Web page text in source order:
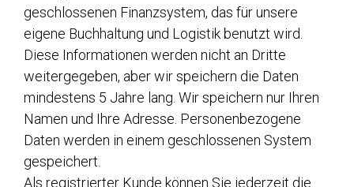
geschlossenen Finanzsystem, das für unsere
eigene Buchhaltung und Logistik benutzt wird.
Diese Informationen werden nicht an Dritte
weitergegeben, aber wir speichern die Daten
mindestens 5 Jahre lang. Wir speichern nur Ihren
Namen und Ihre Adresse. Personenbezogene
Daten werden in einem geschlossenen System
gespeichert.
Als registrierter Kunde können Sie jederzeit die